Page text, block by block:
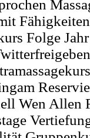
Folge
Wen Allen